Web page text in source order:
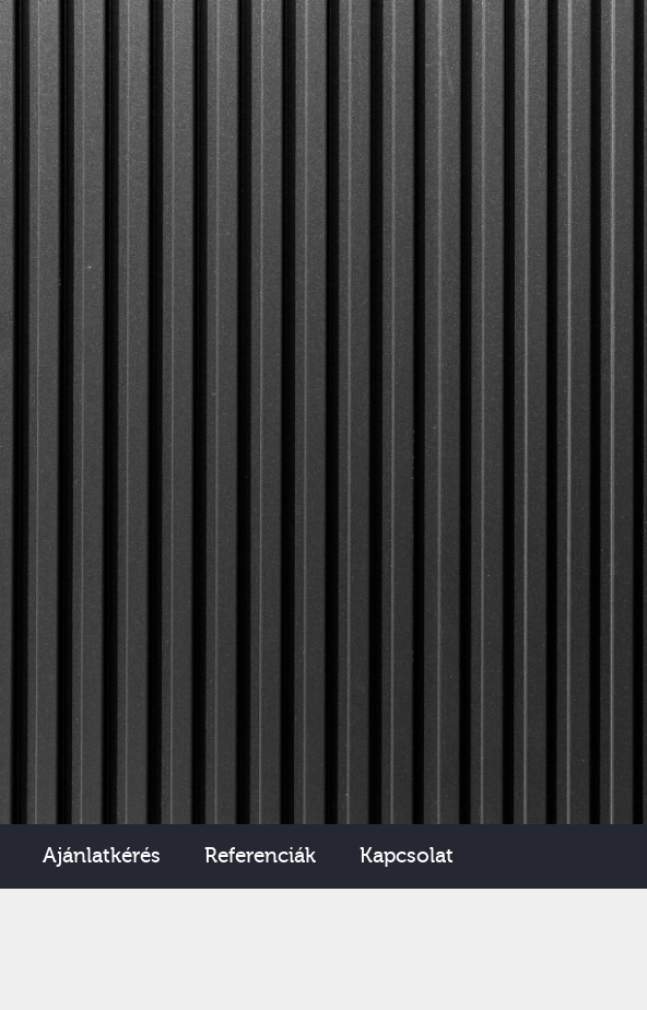
Ajánlatkérés Referenciák Kapcsolat